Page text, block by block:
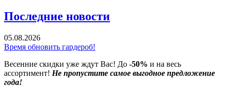
Последние новости
05.08.2026
Время обновить гардероб!
Весенние скидки уже ждут Вас! До -50% и на весь
ассортимент! Не пропустите самое выгодное предложение
года!